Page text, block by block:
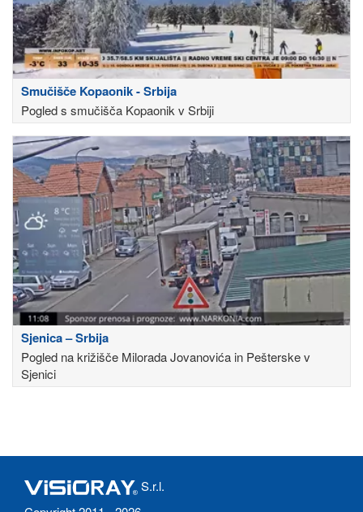
Smučišče Kopaonik - Srbija
Pogled s smučišča Kopaonik v Srbiji
Sjenica – Srbija
Pogled na križišče Milorada Jovanovića in Pešterske v
Sjenici
S.r.l.